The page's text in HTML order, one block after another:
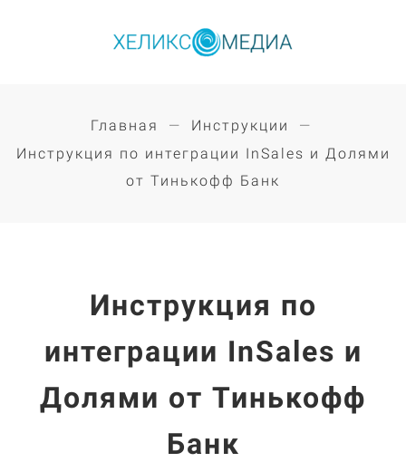
Главная
Инструкции
Инструкция по интеграции InSales и Долями
от Тинькофф Банк
Инструкция по
интеграции InSales и
Долями от Тинькофф
Банк